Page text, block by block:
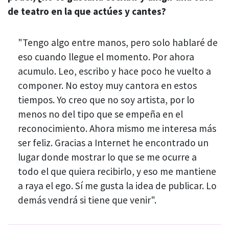
de teatro en la que actúes y cantes?
"Tengo algo entre manos, pero solo hablaré de
eso cuando llegue el momento. Por ahora
acumulo. Leo, escribo y hace poco he vuelto a
componer. No estoy muy cantora en estos
tiempos. Yo creo que no soy artista, por lo
menos no del tipo que se empeña en el
reconocimiento. Ahora mismo me interesa más
ser feliz. Gracias a Internet he encontrado un
lugar donde mostrar lo que se me ocurre a
todo el que quiera recibirlo, y eso me mantiene
a raya el ego. Sí me gusta la idea de publicar. Lo
demás vendrá si tiene que venir".